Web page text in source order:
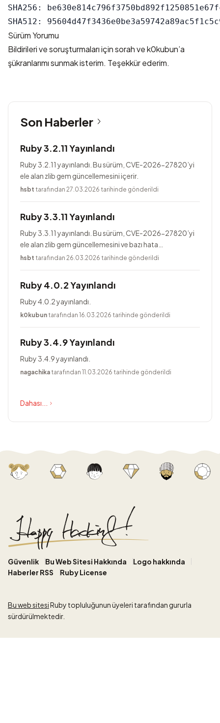
SHA256:
Sürüm Yorumu
Bildirileri ve soruşturmaları için sorah ve k0kubun’a
şükranlarımı sunmak isterim. Teşekkür ederim.
Son Haberler
Ruby 3.2.11 Yayınlandı
Ruby 3.2.11 yayınlandı. Bu sürüm, CVE-2026-27820’yi
ele alan zlib gem güncellemesini içerir.
hsbt tarafından 27.03.2026 tarihinde gönderildi
Ruby 3.3.11 Yayınlandı
Ruby 3.3.11 yayınlandı. Bu sürüm, CVE-2026-27820’yi
ele alan zlib gem güncellemesini ve bazı hata
düzeltmelerini içerir.
hsbt tarafından 26.03.2026 tarihinde gönderildi
Ruby 4.0.2 Yayınlandı
Ruby 4.0.2 yayınlandı.
k0kubun tarafından 16.03.2026 tarihinde gönderildi
Ruby 3.4.9 Yayınlandı
Ruby 3.4.9 yayınlandı.
nagachika tarafından 11.03.2026 tarihinde gönderildi
Dahası...
Güvenlik Bu Web Sitesi Hakkında
Logo hakkında
Haberler RSS
Ruby License
Bu web sitesiRuby topluluğunun üyeleri tarafından gururla
sürdürülmektedir.